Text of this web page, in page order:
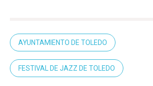
AYUNTAMIENTO DE TOLEDO
FESTIVAL DE JAZZ DE TOLEDO